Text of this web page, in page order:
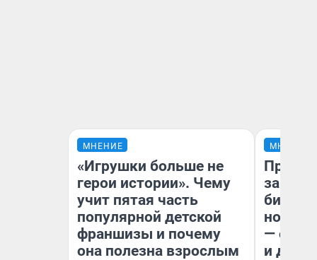
МНЕНИЕ
«Игрушки больше не
герои истории». Чему
учит пятая часть
популярной детской
франшизы и почему
она полезна взрослым
МНЕНИЕ
новый
— он
и даже